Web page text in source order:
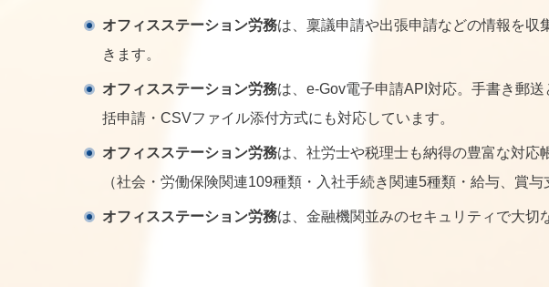
オフィスステーション労務は、稟議申請や出張申請などの情報を
きます。
オフィスステーション労務は、e-Gov電子申請API対応。手書き郵
括申請・CSVファイル添付方式にも対応しています。
オフィスステーション労務は、社労士や税理士も納得の豊富な対応
（社会・労働保険関連109種類・入社手続き関連5種類・給与、賞与
オフィスステーション労務は、金融機関並みのセキュリティで大切